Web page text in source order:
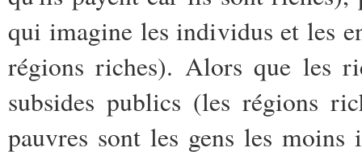
qui imagine les individus et les
régions riches). Alors que les
subsides publics (les régions
pauvres sont les gens les